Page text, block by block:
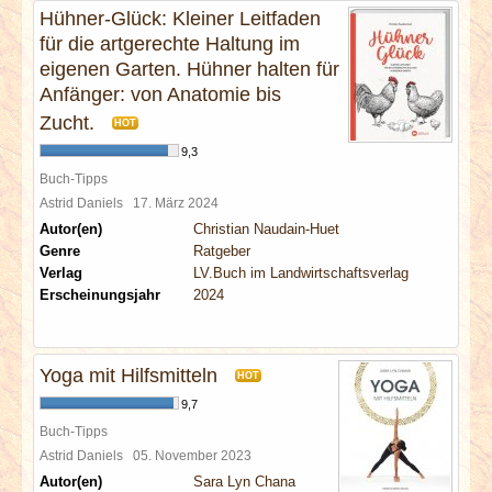
Hühner-Glück: Kleiner Leitfaden
für die artgerechte Haltung im
eigenen Garten. Hühner halten für
Anfänger: von Anatomie bis
Zucht.
HOT
9,3
Buch-Tipps
Astrid Daniels 17. März 2024
Autor(en)
Christian Naudain-Huet
Genre
Ratgeber
Verlag
LV.Buch im Landwirtschaftsverlag
Erscheinungsjahr
2024
Yoga mit Hilfsmitteln HOT
9,7
Buch-Tipps
Astrid Daniels 05. November 2023
Autor(en) Sara Lyn Chana